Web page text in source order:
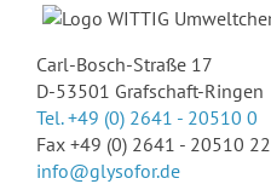
Carl-Bosch-Straße 17
D-53501 Grafschaft-Ringen
Tel. +49 (0) 2641 - 20510 0
Fax +49 (0) 2641 - 20510 22
info@glysofor.de